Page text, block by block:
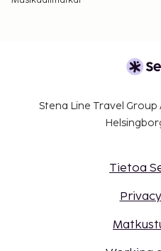
Stena Line Travel Group
Tietoa